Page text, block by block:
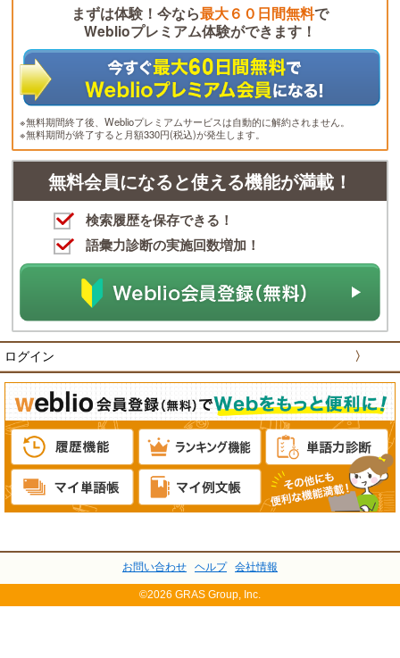
まずは体験！今なら最大６０日間無料で
Weblioプレミアム体験ができます！
※無料期間終了後、Weblioプレミアムサービスは自動的に解約されません。
※無料期間が終了すると月額330円(税込)が発生します。
無料会員になると使える機能が満載！
検索履歴を保存できる！
語彙力診断の実施回数増加！
ログイン 〉
お問い合わせ ヘルプ 会社情報
©2026 GRAS Group, Inc.